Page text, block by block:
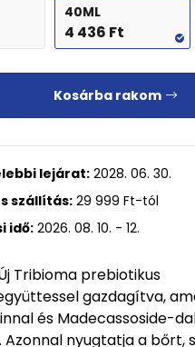
40ML
4 436 Ft
Kosárba rakom
lejárat:2028. 06. 30.
szállítás: 29 999 Ft-tól
idő: 2026. 08. 10. - 12.
Tribioma prebiotikus
gazdagítva,
és Madecassoside-
Azonnal nyugtatja a bőrt,